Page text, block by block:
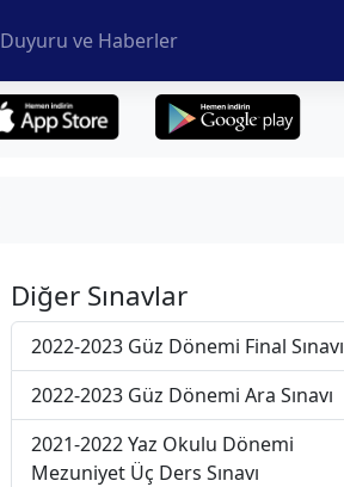
Duyuru ve Haberler
Diğer Sınavlar
2022-2023 Güz Dönemi Final Sınavı
2022-2023 Güz Dönemi Ara Sınavı
2021-2022 Yaz Okulu Dönemi
Mezuniyet Üç Ders Sınavı